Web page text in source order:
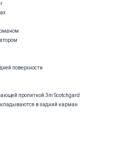
поверхности
пропиткой 3m Scotchgard
в задний карман